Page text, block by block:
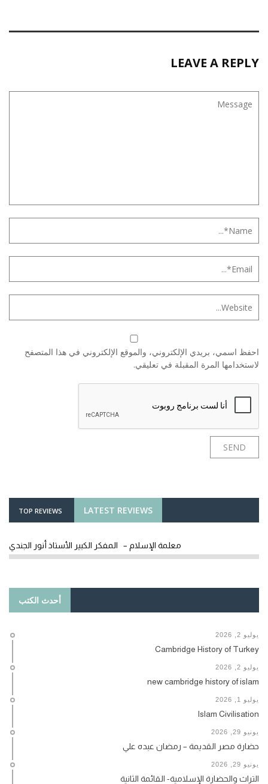
LEAVE A REPLY
احفظ اسمي، بريدي الإلكتروني، والموقع الإلكتروني في هذا المتصفح
لاستخدامها المرة المقبلة في تعليقي.
LATEST REVIEWS
TOP REVIEWS
معلمة الإسلام – المفكر الكبير الأستاذ أنور الجندي
أحدث الكتب
يوليو 2, 2026
Cambridge History of Turkey
يوليو 2, 2026
new cambridge history of islam
يوليو 1, 2026
Islam Civilisation
يونيو 29, 2026
حضارة مصر القديمة – رمضان عبده علي
يونيو 29, 2026
التراث والحضارة الإسلامية- القائمة الثانية